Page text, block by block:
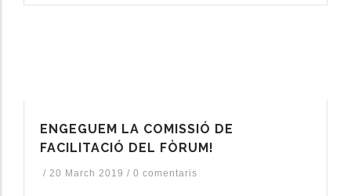
ENGEGUEM LA COMISSIÓ DE
FACILITACIÓ DEL FÒRUM!
/ 20 March 2019 / 0 comentaris